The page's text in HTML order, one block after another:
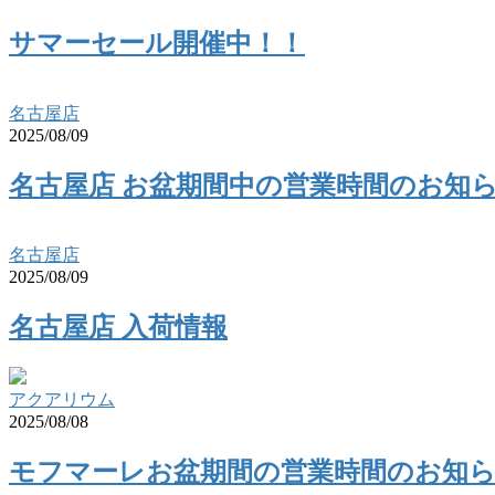
サマーセール開催中！！
名古屋店
2025/08/09
名古屋店 お盆期間中の営業時間のお知
名古屋店
2025/08/09
名古屋店 入荷情報
アクアリウム
2025/08/08
モフマーレお盆期間の営業時間のお知